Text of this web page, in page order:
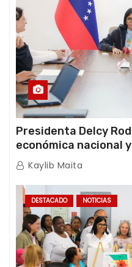
Presidenta Delcy
económica nacional
de emergencia post-
Kaylib Maita
DESTACADO NOTICIAS